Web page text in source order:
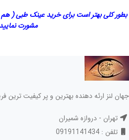
بطور کلی بهتر است برای خرید عینک طبی (
مشورت نمایید
جهان لنز ارئه دهنده بهترین و پر کیفیت
تهران - دروازه شمیران
تلفن : 09191141434